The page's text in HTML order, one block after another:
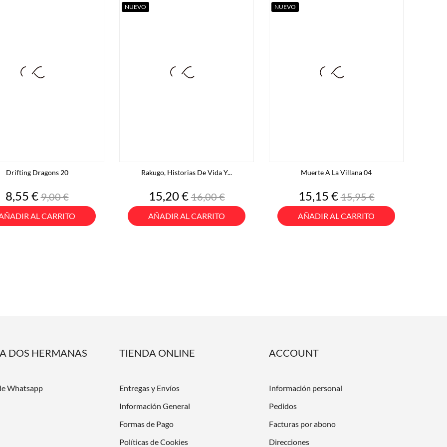
Drifting Dragons 20
Precio
8,55 €Precio
base
9,00 €
AL CARRITO
Rakugo, Historias De Vida Y...
Precio
15,20 €Precio
base
16,00 €
AÑADIR AL CARRITO
NUEVO
Muerte A La Villana 04
Precio
15,15 €Precio
base
15,95 €
AÑADIR AL CARRITO
NUEVO
DOS HERMANAS
Whatsapp
TIENDA ONLINE
Entregas y Envíos
Información General
Formas de Pago
Políticas de Cookies
ACCOUNT
Información personal
Pedidos
Facturas por abono
Direcciones